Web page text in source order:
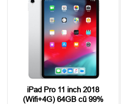
iPad Pro 11 inch 2018
(Wifi+4G) 64GB cũ 99%